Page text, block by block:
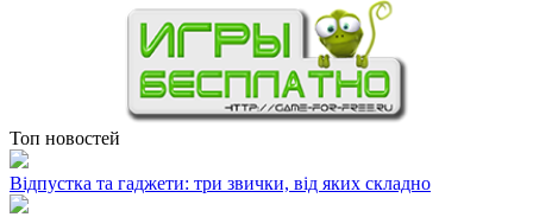
Топ новостей
Відпустка та гаджети: три звички, від яких складно